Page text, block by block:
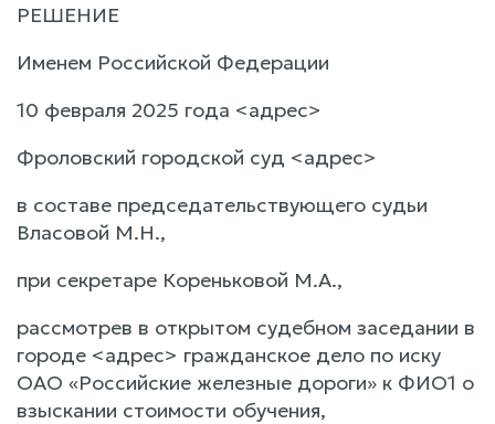
РЕШЕНИЕ
Именем Российской Федерации
10 февраля 2025 года <адрес>
Фроловский городской суд <адрес>
в составе председательствующего судьи
Власовой М.Н.,
при секретаре Кореньковой М.А.,
рассмотрев в открытом судебном заседании в
городе <адрес> гражданское дело по иску
ОАО «Российские железные дороги» к ФИО1 о
взыскании стоимости обучения,